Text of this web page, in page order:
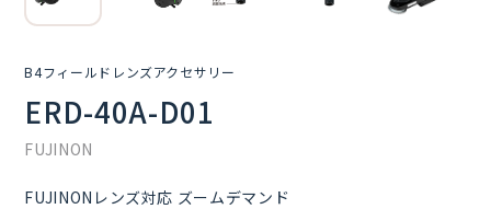
B4フィールドレンズアクセサリー
ERD-40A-D01
FUJINON
FUJINONレンズ対応 ズームデマンド